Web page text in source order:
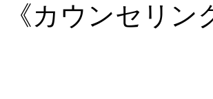
《カウンセリ